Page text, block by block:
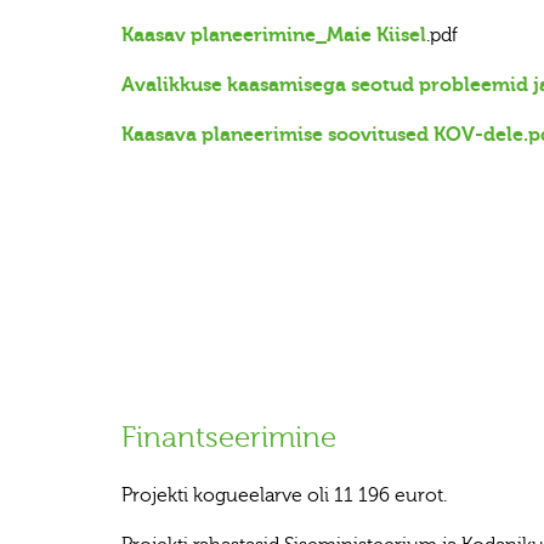
Kaasav planeerimine_Maie Kiisel.pdf
Avalikkuse kaasamisega seotud probleemid
Kaasava planeerimise soovitused KOV-
Finantseerimine
Projekti kogueelarve oli 11 196 eurot.